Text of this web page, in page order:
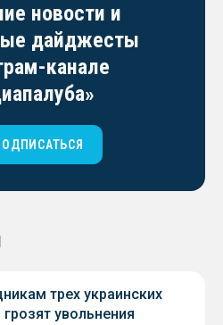
новости и
дайджесты
канале
трех украинских
грозят увольнения